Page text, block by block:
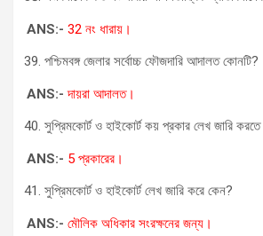
ANS:- 32 নং ধারায়।
পশ্চিমবঙ্গ জেলার সর্বোচ্চ ফৌজদারি আদালত কোনটি?
ANS:- দায়রা আদালত।
সুপ্রিমকোর্ট ও হাইকোর্ট কয় প্রকার লেখ জারি করতে
ANS:- 5 প্রকারের।
সুপ্রিমকোর্ট ও হাইকোর্ট লেখ জারি করে কেন?
ANS:- মৌলিক অধিকার সংরক্ষনের জন্য।